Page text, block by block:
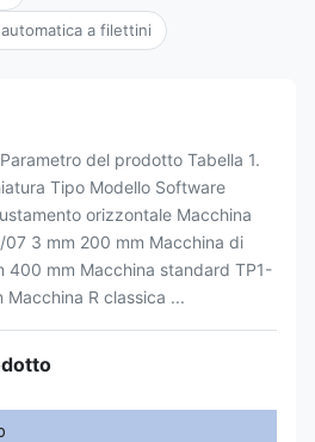
a filettini
del prodotto Tabella 1.
Tipo Modello Software
orizzontale Macchina
3 mm 200 mm Macchina di
400 mm Macchina standard TP1-
R classica ...